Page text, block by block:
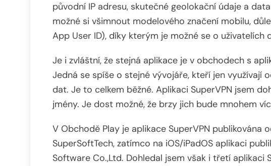
původní IP adresu, skutečné geolokační údaje a
možné si všimnout modelového značení mobilu,
App User ID), díky kterým je možné se o uživatelích
Je i zvláštní, že stejná aplikace je v obchodech s
Jedná se spíše o stejné vývojáře, kteří jen využívají
dat. Je to celkem běžné. Aplikaci SuperVPN jsem
jmény. Je dost možné, že brzy jich bude mnohem
V Obchodě Play je aplikace SuperVPN publikována
SuperSoftTech, zatímco na iOS/iPadOS aplikaci
Software Co.,Ltd. Dohledal jsem však i třetí aplikaci